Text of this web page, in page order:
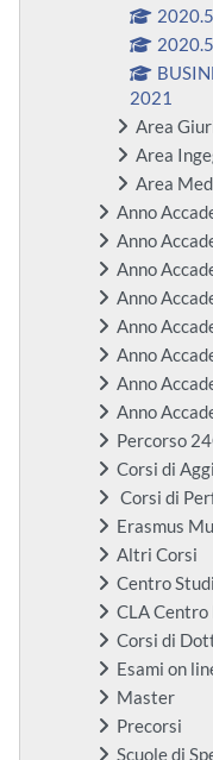
2021
Area
Area
Area
Anno
Anno
Anno
Anno
Anno
Anno
Anno
Anno
Percorso
Corsi di
Corsi di
Erasmus
Altri Corsi
Centro Studi
CLA
Corsi di
Esami on
Master
Precorsi
Scuole di